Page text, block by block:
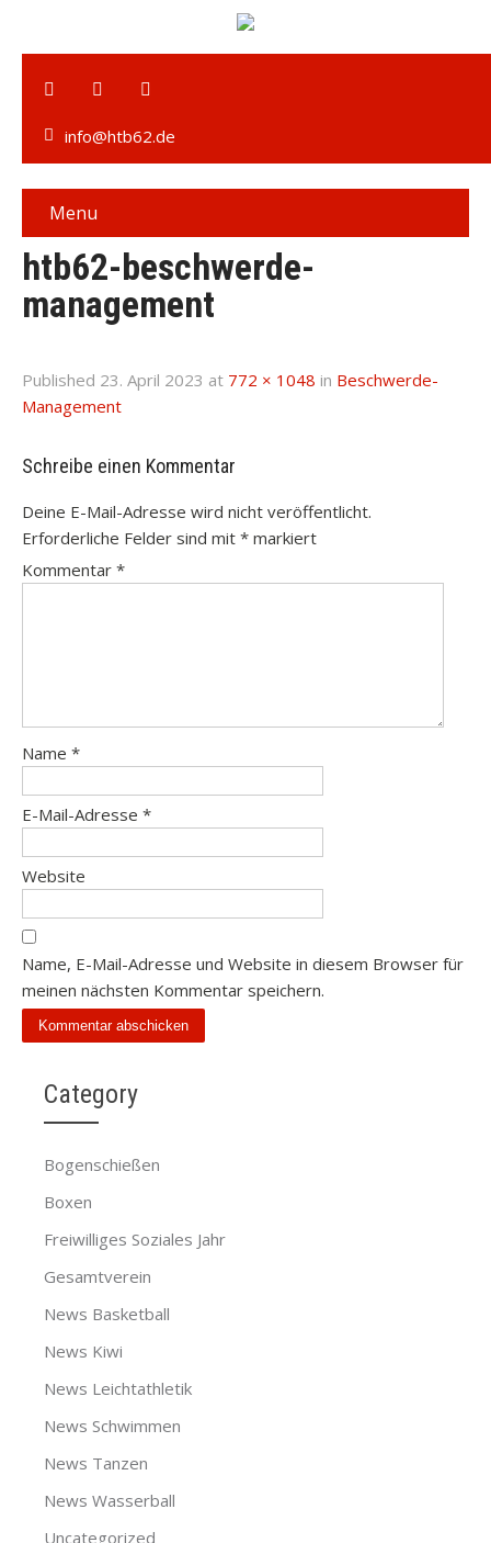
info@htb62.de
Menu
htb62-beschwerde-
management
Published 23. April 2023 at 772 × 1048 in Beschwerde-
Management
Schreibe einen Kommentar
Deine E-Mail-Adresse wird nicht veröffentlicht.
Erforderliche Felder sind mit * markiert
Kommentar *
Name *
E-Mail-Adresse *
Website
Name, E-Mail-Adresse und Website in diesem Browser für
meinen nächsten Kommentar speichern.
Category
Bogenschießen
Boxen
Freiwilliges Soziales Jahr
Gesamtverein
News Basketball
News Kiwi
News Leichtathletik
News Schwimmen
News Tanzen
News Wasserball
Uncategorized